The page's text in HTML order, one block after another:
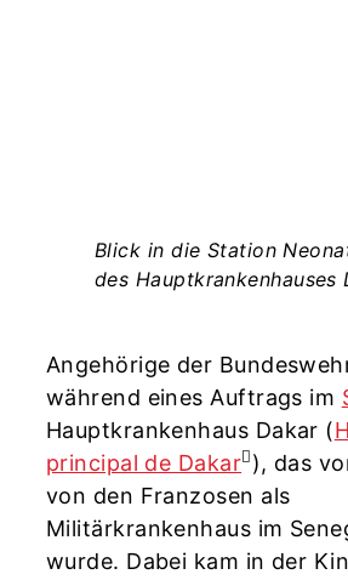
Blick in die Station
des Hauptkrankenhauses
Angehörige der
während eines Auftrags im
Hauptkrankenhaus Dakar (
principal de Dakar ), das
von den Franzosen als
Militärkrankenhaus im
wurde. Dabei kam in der